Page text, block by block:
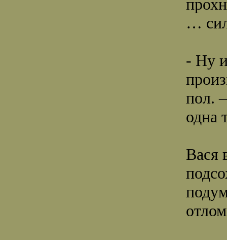
…
- Ну
пол.
одна
Вася